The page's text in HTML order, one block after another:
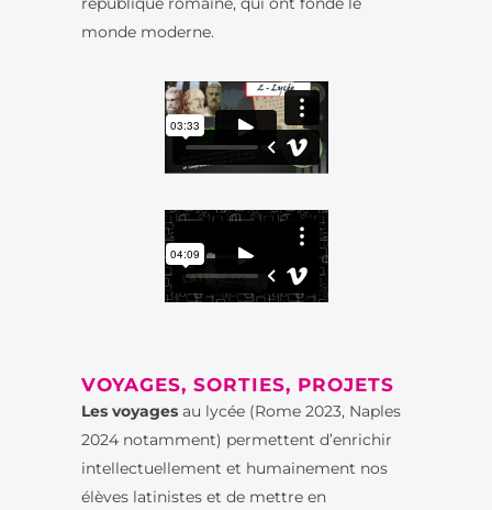
monde moderne.
VOYAGES, SORTIES, PROJETS
Les voyages au lycée (Rome 2023, Naples
2024 notamment) permettent d’enrichir
intellectuellement et humainement nos
élèves latinistes et de mettre en